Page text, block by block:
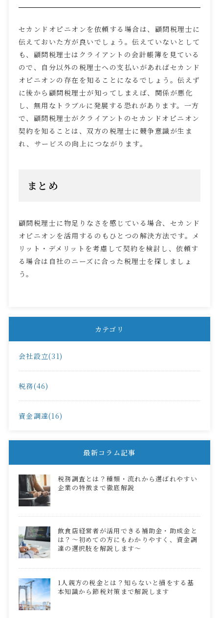
セカンドオピニオンを依頼する場合は、顧問税理士に
伝えておいた方が良いでしょう。伝えていないとして
も、顧問税理士はクライアントの会計帳簿を見ている
ので、自分以外の税理士への支払いがあればセカンド
オピニオンの存在を知ることになるでしょう。伝えず
に後から顧問税理士が知ってしまえば、関係が悪化
し、無用なトラブルに発展する恐れがあります。一方
で、顧問税理士がクライアントのセカンドオピニオン
契約を知ることは、双方の税理士に競争意識が生ま
れ、サービスの向上につながります。
まとめ
顧問税理士に物足りなさを感じている場合、セカンド
オピニオンを活用するのもひとつの解決方法です。メ
リット・デメリットを考慮して契約を検討し、依頼す
る場合は自社のニーズに合った税理士を探しましょ
う。
カテゴリ
会社設立(31)
税務(46)
資金調達(16)
最新コラム記事
税務調査とは？種類・流れから選ばれやすい
企業の特徴まで徹底解説
飲食店経営者が活用できる補助金・助成金と
は？～初めての方にもわかりやすく、資金調
達の選択肢を解説します～
1人親方の税金とは？知らないと損をする基
本知識から節税対策まで解説します